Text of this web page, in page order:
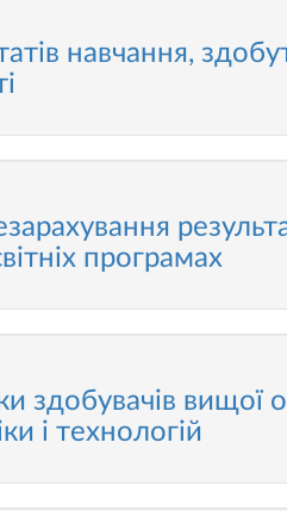
навчання,
програмах
здобувачів вищої
і технологій